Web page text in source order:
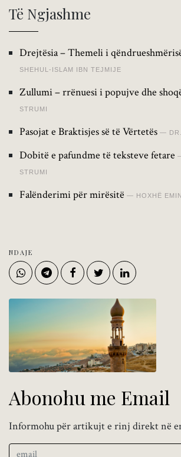
Të Ngjashme
Drejtësia – Themeli i
SHEHUL-ISLAM IBN TEJMIJE
Zullumi – rrënuesi i popujve dhe
STRUMI
Pasojat e Braktisjes së të Vërtetës
Dobitë e pafundme të teksteve fetare
STRUMI
Falënderimi për mirësitë HOXHË
NDAJE
Abonohu me Email
Informohu për artikujt e rinj direkt në